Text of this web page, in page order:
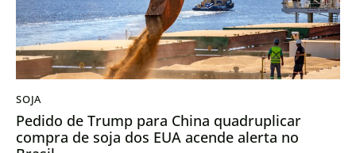
SOJA
Pedido de Trump para China quadruplicar
compra de soja dos EUA acende alerta no